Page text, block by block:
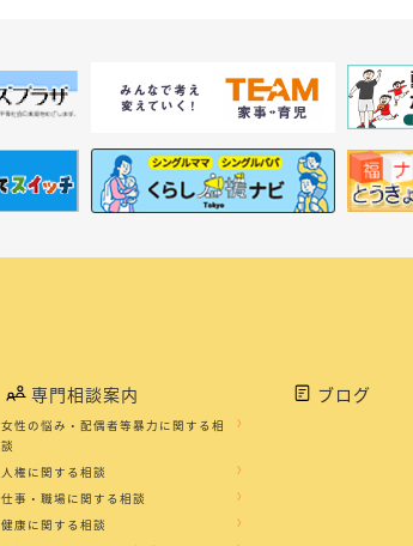
専門相談案内
女性の悩み・配偶者等暴力に関する相
談
人権に関する相談
仕事・職場に関する相談
健康に関する相談
ブログ